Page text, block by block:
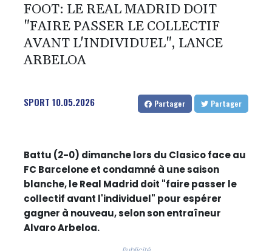
FOOT: LE REAL MADRID DOIT
"FAIRE PASSER LE COLLECTIF
AVANT L'INDIVIDUEL", LANCE
ARBELOA
SPORT 10.05.2026 Partager Partager
Battu (2-0) dimanche lors du Clasico face au
FC Barcelone et condamné à une saison
blanche, le Real Madrid doit "faire passer le
collectif avant l'individuel" pour espérer
gagner à nouveau, selon son entraîneur
Alvaro Arbeloa.